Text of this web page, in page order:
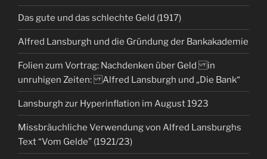
Das gute und das schlechte Geld (1917)
Alfred Lansburgh und die Gründung der Bankakademie
Folien zum Vortrag: Nachdenken über Geld in
unruhigen Zeiten: Alfred Lansburgh und „Die Bank“
Lansburgh zur Hyperinflation im August 1923
Missbräuchliche Verwendung von Alfred Lansburghs
Text “Vom Gelde” (1921/23)